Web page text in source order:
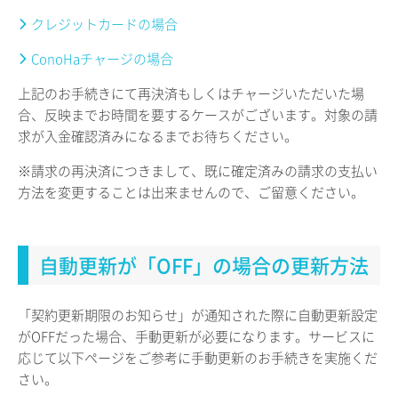
クレジットカードの場合
ConoHaチャージの場合
上記のお手続きにて再決済もしくはチャージいただいた場
合、反映までお時間を要するケースがございます。対象の請
求が入金確認済みになるまでお待ちください。
※請求の再決済につきまして、既に確定済みの請求の支払い
方法を変更することは出来ませんので、ご留意ください。
自動更新が「OFF」の場合の更新方法
「契約更新期限のお知らせ」が通知された際に自動更新設定
がOFFだった場合、手動更新が必要になります。サービスに
応じて以下ページをご参考に手動更新のお手続きを実施くだ
さい。